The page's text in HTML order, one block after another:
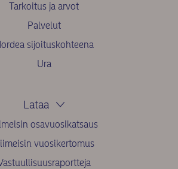
Tarkoitus ja arvot
Palvelut
sijoituskohteena
Ura
Lataa
osavuosikatsaus
vuosikertomus